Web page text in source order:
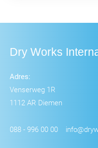
Dry Works
Adres:
Venserweg 1R
1112 AR Diemen
088 - 996 00 00